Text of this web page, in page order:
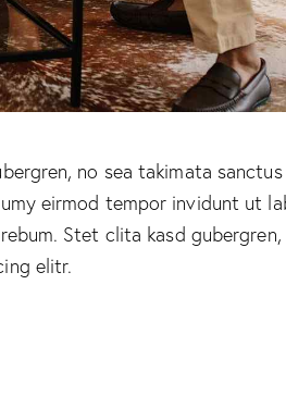
no sea takimata
eirmod tempor invidunt ut
Stet clita kasd
elitr.